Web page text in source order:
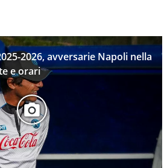
2026, avversarie Napoli nella
e orari